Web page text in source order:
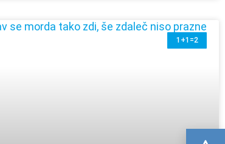
1+1=2